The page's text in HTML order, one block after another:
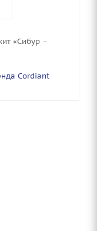
«Сибур –
Cordiant